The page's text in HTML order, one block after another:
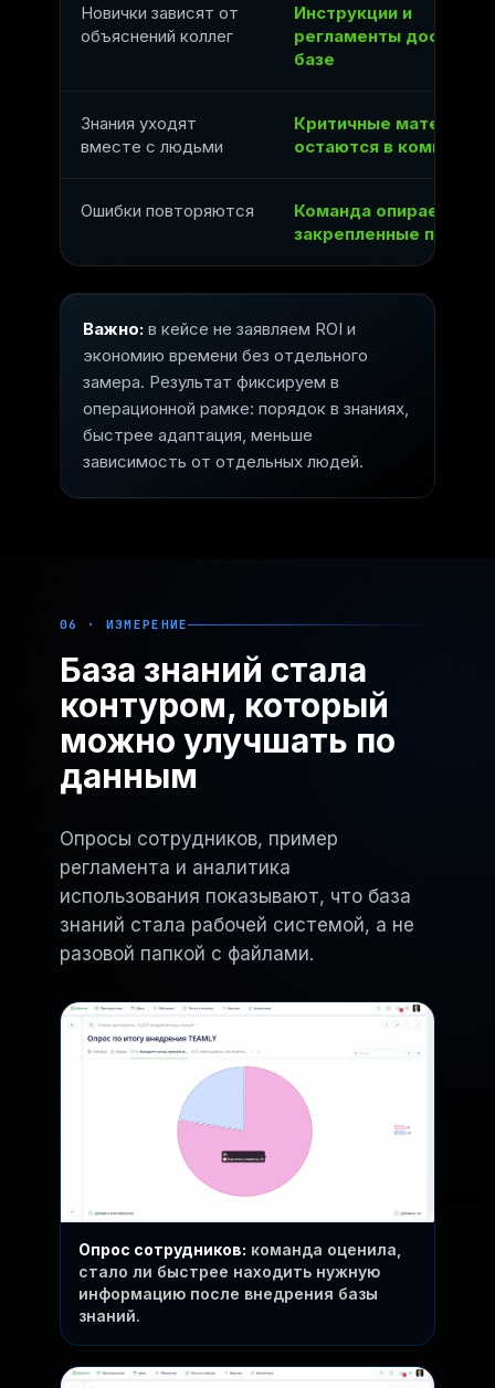
Новички зависят от
объяснений коллег
Инструкции и
регламенты доступны
базе
Знания уходят
вместе с людьми
Критичные материалы
остаются в компании
Ошибки повторяются
Команда опирается на
закрепленные правила
Важно: в кейсе не заявляем ROI и
экономию времени без отдельного
замера. Результат фиксируем в
операционной рамке: порядок в знаниях,
быстрее адаптация, меньше
зависимость от отдельных людей.
06 · ИЗМЕРЕНИЕ
База знаний стала
контуром, который
можно улучшать по
данным
Опросы сотрудников, пример
регламента и аналитика
использования показывают, что база
знаний стала рабочей системой, а не
разовой папкой с файлами.
Опрос сотрудников: команда оценила,
стало ли быстрее находить нужную
информацию после внедрения базы
знаний.